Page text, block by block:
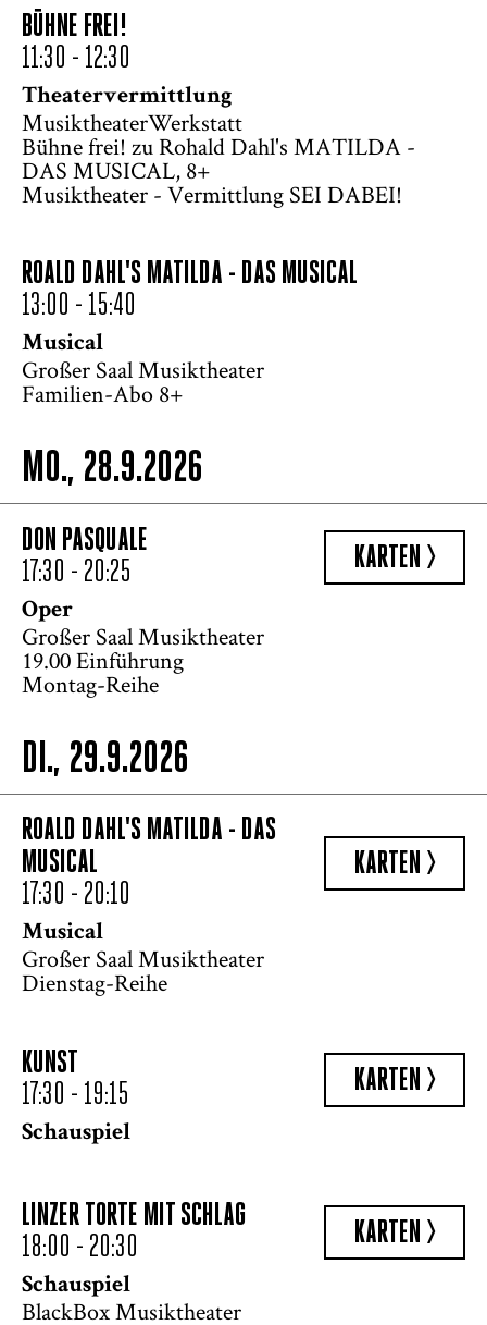
BÜHNE FREI!
11:30 - 12:30
Theatervermittlung
MusiktheaterWerkstatt
Bühne frei! zu Rohald Dahl's MATILDA -
DAS MUSICAL, 8+
Musiktheater - Vermittlung SEI DABEI!
ROALD DAHL'S MATILDA - DAS MUSICAL
13:00 - 15:40
Musical
Großer Saal Musiktheater
Familien-Abo 8+
MO., 28.9.2026
DON PASQUALE
17:30 - 20:25
KARTEN >
Oper
Großer Saal Musiktheater
19.00 Einführung
Montag-Reihe
DI., 29.9.2026
ROALD DAHL'S MATILDA - DAS
MUSICAL
17:30 - 20:10
KARTEN >
Musical
Großer Saal Musiktheater
Dienstag-Reihe
KUNST
17:30 - 19:15
KARTEN >
Schauspiel
LINZER TORTE MIT SCHLAG
18:00 - 20:30
KARTEN >
Schauspiel
BlackBox Musiktheater